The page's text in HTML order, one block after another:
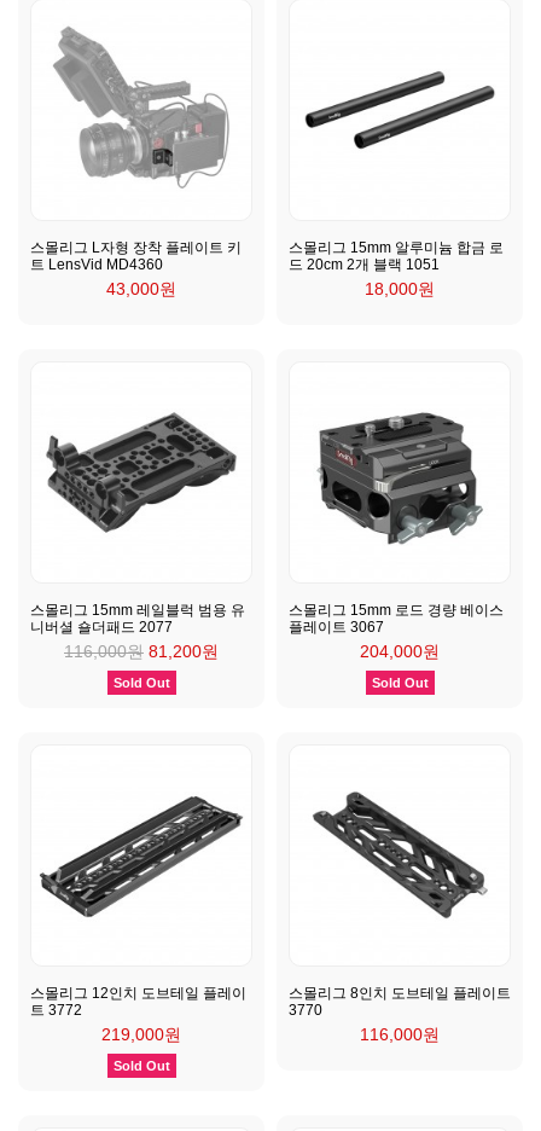
스몰리그 L자형 장착 플레이트 키
트 LensVid MD4360
43,000원
스몰리그 15mm 알루미늄 합금 로
드 20cm 2개 블랙 1051
18,000원
스몰리그 15mm 레일블럭 범용 유
니버셜 숄더패드 2077
116,000원 81,200원
Sold Out
스몰리그 15mm 로드 경량 베이스
플레이트 3067
204,000원
Sold Out
스몰리그 12인치 도브테일 플레이
트 3772
219,000원
Sold Out
스몰리그 8인치 도브테일 플레이트
3770
116,000원